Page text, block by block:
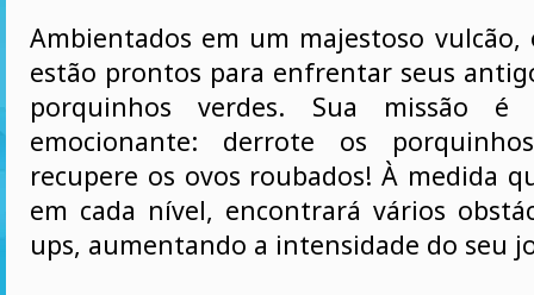
Ambientados em um majestoso vulcão,
estão prontos para enfrentar seus
porquinhos verdes. Sua missão é
emocionante: derrote os
recupere os ovos roubados! À medida
em cada nível, encontrará vários
ups, aumentando a intensidade do seu